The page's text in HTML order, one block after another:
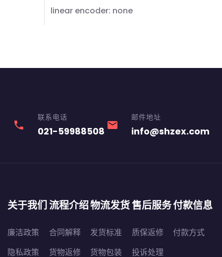
linear encoder: none
phone
联系电话
021-59988508 email
邮件地址
info@shzex.com
关于我们
廉洁政策
隐私政策
流程介绍
合同解释
货物返修
物流发货
发货标准
货物包装
售后服务
质保返修
投诉处理
付款信息
付款方式